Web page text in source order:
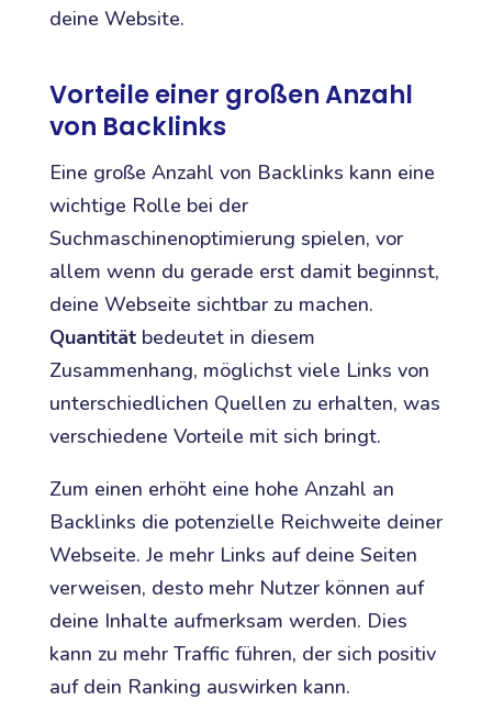
deine Website.
Vorteile einer großen Anzahl
von Backlinks
Eine große Anzahl von Backlinks kann eine
wichtige Rolle bei der
Suchmaschinenoptimierung spielen, vor
allem wenn du gerade erst damit beginnst,
deine Webseite sichtbar zu machen.
Quantitätbedeutet in diesem
Zusammenhang, möglichst viele Links von
unterschiedlichen Quellen zu erhalten, was
verschiedene Vorteile mit sich bringt.
Zum einen erhöht eine hohe Anzahl an
Backlinks die potenzielle Reichweite deiner
Webseite. Je mehr Links auf deine Seiten
verweisen, desto mehr Nutzer können auf
deine Inhalte aufmerksam werden. Dies
kann zu mehr Traffic führen, der sich positiv
auf dein Ranking auswirken kann.